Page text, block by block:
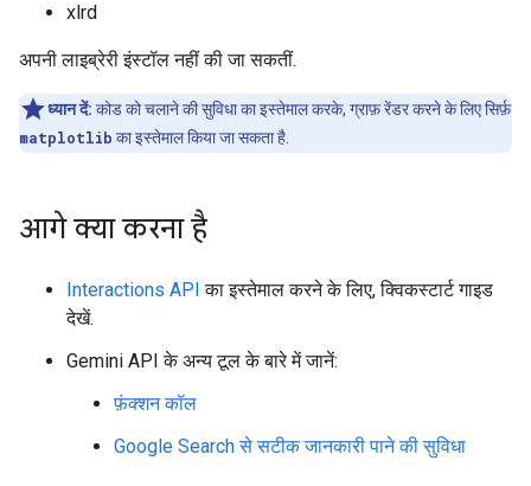
xlrd
अपनी लाइब्रेरी इंस्टॉल नहीं की जा सकतीं.
ध्यान दें: कोड को चलाने की सुविधा का इस्तेमाल करके, ग्राफ़ रेंडर करने के लिए सिर्फ़
matplotlib का इस्तेमाल किया जा सकता है.
आगे क्या करना है
Interactions API का इस्तेमाल करने के लिए, क्विकस्टार्ट गाइड
देखें.
Gemini API के अन्य टूल के बारे में जानें:
फ़ंक्शन कॉल
Google Search से सटीक जानकारी पाने की सुविधा